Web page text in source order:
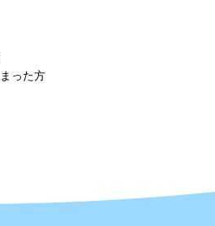
った方